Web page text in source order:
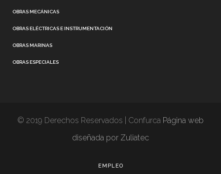
OBRAS MECÁNICAS
OBRAS ELÉCTRICAS E INSTRUMENTACIÓN
OBRAS MARINAS
OBRAS ESPECIALES
© 2019 Derechos Reservados | Confurca Página web
diseñada por Zuliatec
EMPLEO